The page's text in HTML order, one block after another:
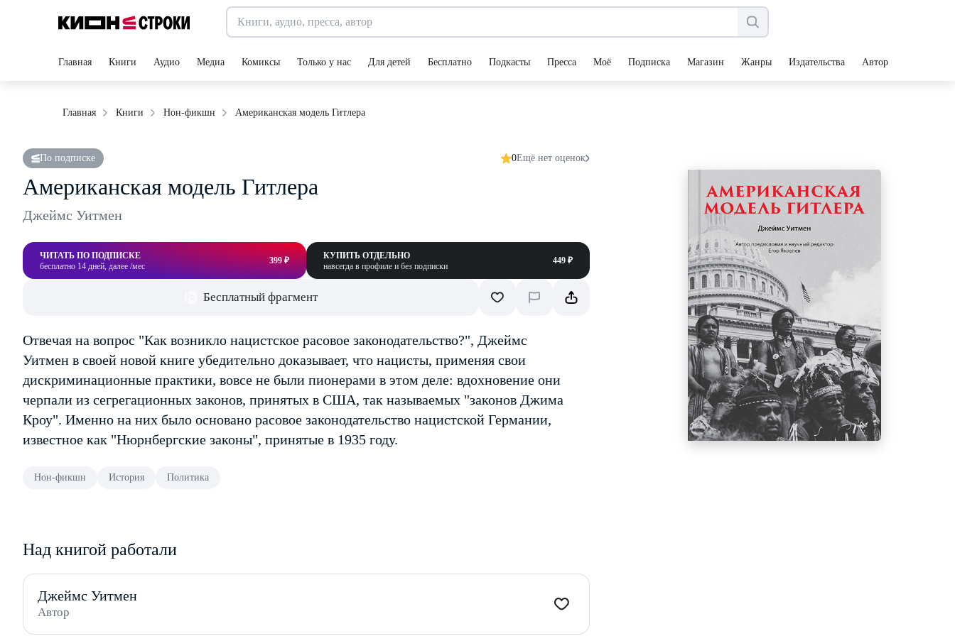
Главная Книги Аудио Медиа Комиксы Только у нас Для детей Бесплатно Подкасты Пресса Моё Подписка Магазин Жанры Издательства Авторы
Главная Книги Нон-фикшн Американская модель Гитлера
По подписке 0Ещё нет оценок
Американская модель Гитлера
Джеймс Уитмен
ЧИТАТЬ ПО ПОДПИСКЕ
бесплатно 14 дней, далее /мес
399 ₽
КУПИТЬ ОТДЕЛЬНО
навсегда в профиле и без подписки
449 ₽
Бесплатный фрагмент
Отвечая на вопрос "Как возникло нацистское расовое законодательство?", Джеймс
Уитмен в своей новой книге убедительно доказывает, что нацисты, применяя свои
дискриминационные практики, вовсе не были пионерами в этом деле: вдохновение они
черпали из сегрегационных законов, принятых в США, так называемых "законов Джима
Кроу". Именно на них было основано расовое законодательство нацистской Германии,
известное как "Нюрнбергские законы", принятые в 1935 году.
Нон-фикшн История Политика
Над книгой работали
Джеймс Уитмен
Автор